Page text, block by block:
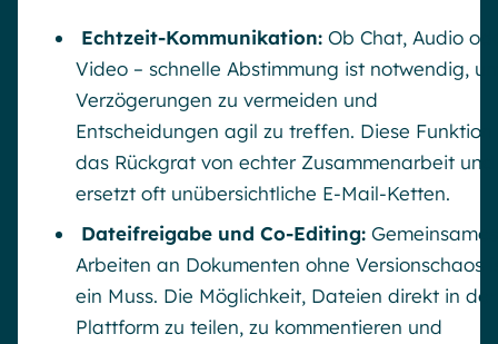
Echtzeit-Kommunikation: Ob Chat, Audio
Video – schnelle Abstimmung ist notwendig,
Verzögerungen zu vermeiden und
Entscheidungen agil zu treffen. Diese Funktion
das Rückgrat von echter Zusammenarbeit und
ersetzt oft unübersichtliche E-Mail-Ketten.
Dateifreigabe und Co-Editing: Gemeinsames
Arbeiten an Dokumenten ohne Versionschaos
ein Muss. Die Möglichkeit, Dateien direkt in der
Plattform zu teilen, zu kommentieren und